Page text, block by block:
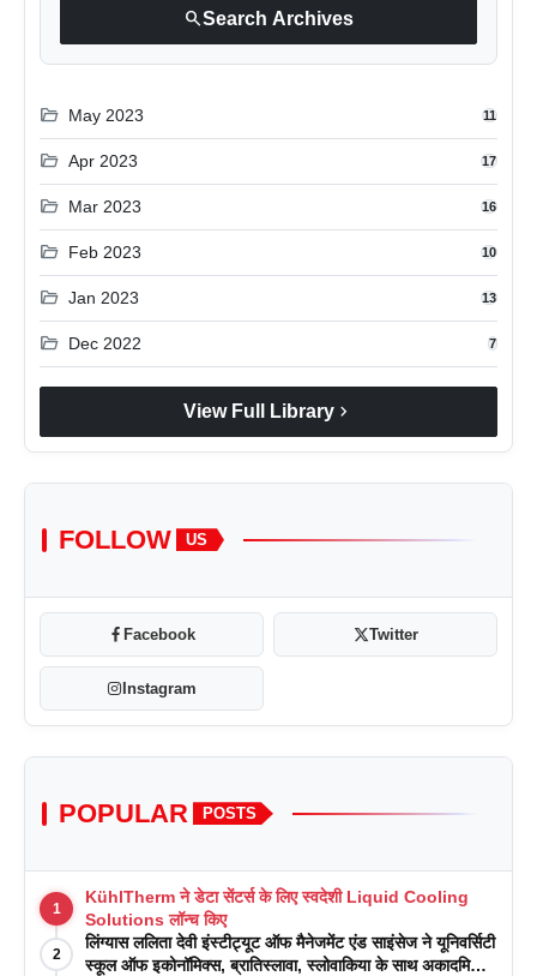
searchSearch Archives
folder_open May 2023 11
folder_open Apr 2023 17
folder_open Mar 2023 16
folder_open Feb 2023 10
folder_open Jan 2023 13
folder_open Dec 2022 7
View Full Library chevron_right
FOLLOW US
Facebook Twitter
Instagram
POPULAR POSTS
1
KühlTherm ने डेटा सेंटर्स के लिए स्वदेशी Liquid Cooling
Solutions लॉन्च किए
2
लिंग्यास ललिता देवी इंस्टीट्यूट ऑफ मैनेजमेंट एंड साइंसेज ने यूनिवर्सिटी
स्कूल ऑफ इकोनॉमिक्स, ब्रातिस्लावा, स्लोवाकिया के साथ अकादमिक